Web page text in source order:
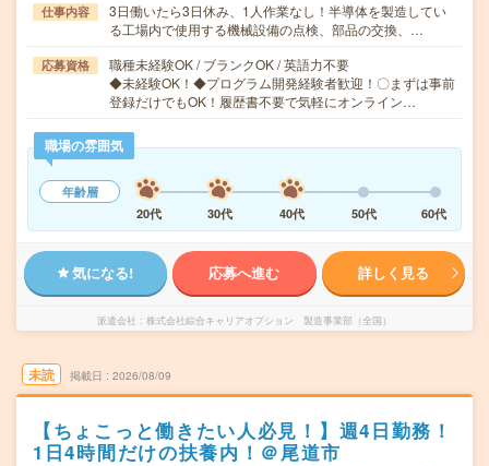
仕事内容
3日働いたら3日休み、1人作業なし！半導体を製造してい
る工場内で使用する機械設備の点検、部品の交換、…
応募資格
職種未経験OK / ブランクOK / 英語力不要
◆未経験OK！◆プログラム開発経験者歓迎！〇まずは事前
登録だけでもOK！履歴書不要で気軽にオンライン…
職場の雰囲気
年齢層
20代
30代 40代 50代 60代
気になる! 応募へ進む 詳しく見る
派遣会社 株式会社綜合キャリアオプション 製造事業部（全国）
未読 掲載日 2026/08/09
【ちょこっと働きたい人必見！】週4日勤務！
1日4時間だけの扶養内！＠尾道市